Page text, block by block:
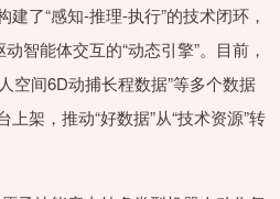
了“感知-推理-执行”的技术闭环，
智能体交互的“动态引擎”。目前，
空间6D动捕长程数据”等多个数据
架，推动“好数据”从“技术资源”转